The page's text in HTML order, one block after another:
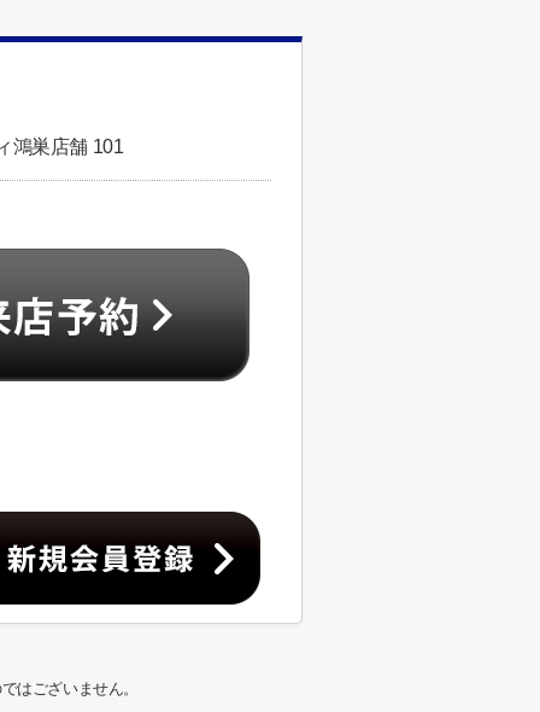
鴻巣店舗 101
はございません。